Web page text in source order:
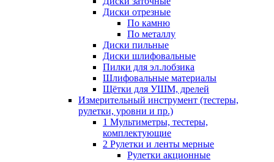
Диски отрезные
По камню
По металлу
Диски пильные
Диски шлифовальные
Пилки для эл.лобзика
Шлифовальные материалы
Щётки для УШМ, дрелей
Измерительный инструмент (тестеры,
рулетки, уровни и пр.)
1 Мультиметры, тестеры,
комплектующие
2 Рулетки и ленты мерные
Рулетки акционные